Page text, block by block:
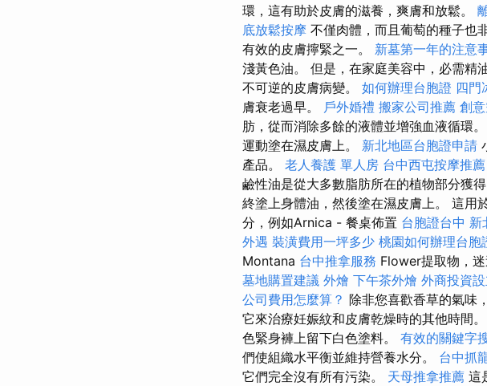
環，這有助於皮膚的滋養，爽膚和放鬆。
底放鬆按摩 不僅肉體，而且葡萄的種子也
有效的皮膚擰緊之一。 新墓第一年的注意
淺黃色油。 但是，在家庭美容中，必需精
不可逆的皮膚病變。 如何辦理台胞證 四門
膚衰老過早。 戶外婚禮 搬家公司推薦 創
肪，從而消除多餘的液體並增強血液循環。
運動塗在濕皮膚上。 新北地區台胞證申請
產品。 老人養護 單人房 台中西屯按摩推薦
鹼性油是從大多數脂肪所在的植物部分獲
終塗上身體油，然後塗在濕皮膚上。 這用
分，例如Arnica - 餐桌佈置 台胞證台中 新
外遇 裝潢費用一坪多少 桃園如何辦理台胞
Montana 台中推拿服務 Flower提取物，
墓地購置建議 外燴 下午茶外燴 外商投資
公司費用怎麼算？ 除非您喜歡香草的氣味
它來治療妊娠紋和皮膚乾燥時的其他時間。
色緊身褲上留下白色塗料。 有效的關鍵字
們使組織水平衡並維持營養水分。 台中抓
它們完全沒有所有污染。 天母推拿推薦 這